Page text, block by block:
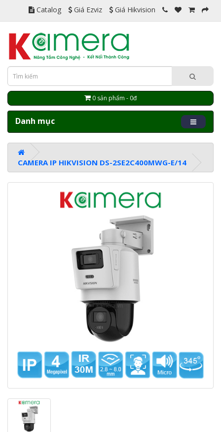
Catalog Giá Ezviz Giá Hikvision
0 sản phẩm - 0đ
Danh mục
CAMERA IP HIKVISION DS-2SE2C400MWG-E/14